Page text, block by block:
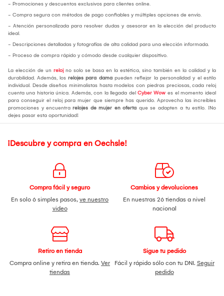
- Promociones y descuentos exclusivos para clientes online.
- Compra segura con métodos de pago confiables y múltiples opciones de envío.
- Atención personalizada para resolver dudas y asesorar en la elección del producto
ideal.
- Descripciones detalladas y fotografías de alta calidad para una elección informada.
- Proceso de compra rápido y cómodo desde cualquier dispositivo.
La elección de un relojno solo se basa en la estética, sino también en la calidad y la
durabilidad. Además, los relojes para dama pueden reflejar la personalidad y el estilo
individual. Desde diseños minimalistas hasta modelos con piedras preciosas, cada reloj
cuenta una historia única. Además, con la llegada del Cyber Wow es el momento ideal
para conseguir el reloj para mujer que siempre has querido. Aprovecha las increíbles
promociones y encuentra relojes de mujer en oferta que se adapten a tu estilo. ¡No
dejes pasar esta oportunidad!
¡Descubre y compra en Oechsle!
Compra fácil y seguro
En solo 6 simples pasos, ve nuestro
video
Cambios y devoluciones
En nuestras 26 tiendas a nivel
nacional
Retiro en tienda
Compra online y retira en tienda. Ver
tiendas
Sigue tu pedido
Fácil y rápido sólo con tu DNI. Seguir
pedido